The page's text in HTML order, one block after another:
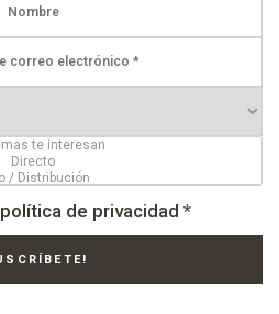
política de privacidad *